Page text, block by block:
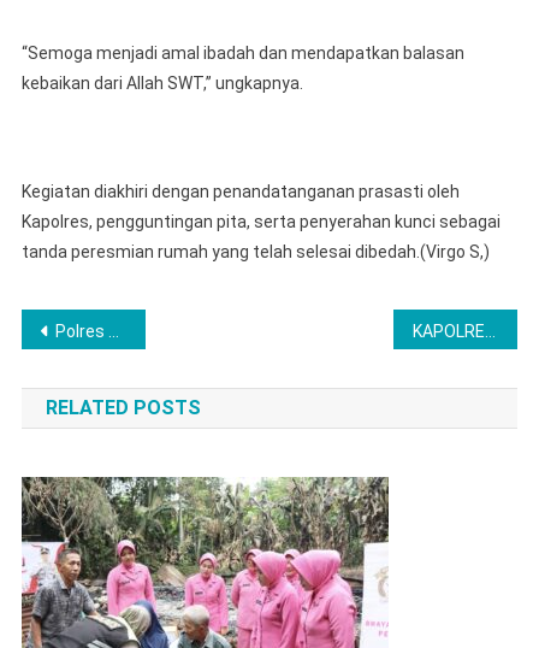
“Semoga menjadi amal ibadah dan mendapatkan balasan
kebaikan dari Allah SWT,” ungkapnya.
Kegiatan diakhiri dengan penandatanganan prasasti oleh
Kapolres, pengguntingan pita, serta penyerahan kunci sebagai
tanda peresmian rumah yang telah selesai dibedah.(Virgo S,)
Post
navigation
Polres Lubuk Linggau Dalam Satu Bulan Berhasil Mengungkap 45 Kasus Berikut 24 Tersangka
RELATED POSTS